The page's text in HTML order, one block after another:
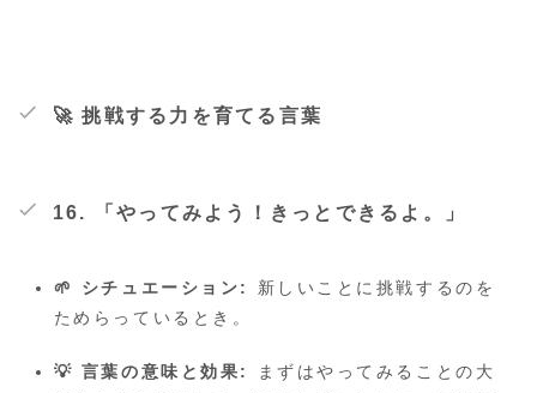
🚀 挑戦する力を育てる言葉
16. 「やってみよう！きっとできるよ。」
🌱 シチュエーション:
新しいことに挑戦するのを
ためらっているとき。
💡 言葉の意味と効果:
まずはやってみることの大